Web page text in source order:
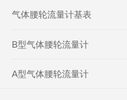
气体腰轮流量计基表
B型气体腰轮流量计
A型气体腰轮流量计